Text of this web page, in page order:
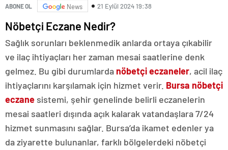
ABONE OL News 21 Eylül 2024 19:38
Nöbetçi Eczane Nedir?
Sağlık sorunları beklenmedik anlarda ortaya çıkabilir
ve ilaç ihtiyaçları her zaman mesai saatlerine denk
gelmez. Bu gibi durumlarda nöbetçi eczaneler, acil ilaç
ihtiyaçlarını karşılamak için hizmet verir. Bursa nöbetçi
eczane sistemi, şehir genelinde belirli eczanelerin
mesai saatleri dışında açık kalarak vatandaşlara 7/24
hizmet sunmasını sağlar. Bursa’da ikamet edenler ya
da ziyarette bulunanlar, farklı bölgelerdeki nöbetçi